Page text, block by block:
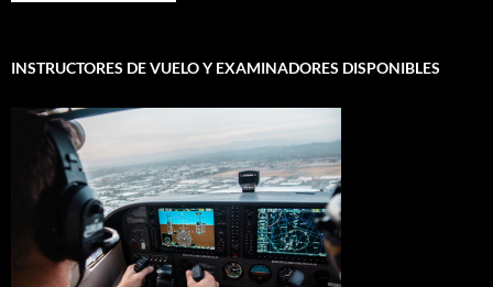
INSTRUCTORES DE VUELO Y EXAMINADORES DISPONIBLES